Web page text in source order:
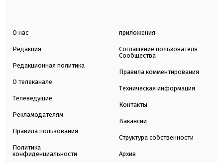
О нас
Редакция
Редакционная политика
О телеканале
Телеведущие
Рекламодателям
Правила пользования
Политика
конфиденциальности
приложения
Соглашение пользователя
Сообщества
Правила комментирования
Техническая информация
Контакты
Вакансии
Структура собственности
Архив